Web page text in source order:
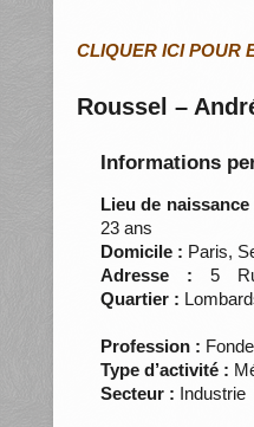
CLIQUER ICI POUR
Roussel –
Informations
Lieu de naissance
23 ans
Domicile : Paris,
Adresse : 5
Quartier :
Profession :
Type d’activité :
Secteur : Industrie